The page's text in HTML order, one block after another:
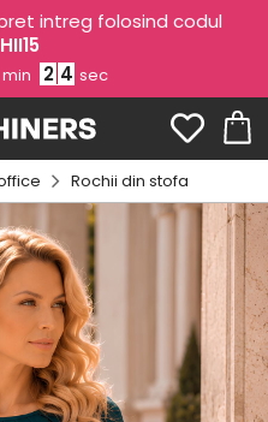
intreg folosind codul
min 2 4 sec
Rochii din stofa